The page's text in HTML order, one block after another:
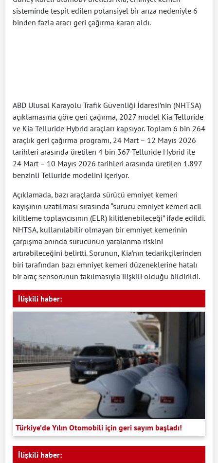
sisteminde tespit edilen potansiyel bir arıza nedeniyle 6
binden fazla aracı geri çağırma kararı aldı.
ABD Ulusal Karayolu Trafik Güvenliği İdaresi’nin (NHTSA)
açıklamasına göre geri çağırma, 2027 model Kia Telluride
ve Kia Telluride Hybrid araçları kapsıyor. Toplam 6 bin 264
araçlık geri çağırma programı, 24 Mart – 12 Mayıs 2026
tarihleri arasında üretilen 4 bin 367 Telluride Hybrid ile
24 Mart – 10 Mayıs 2026 tarihleri arasında üretilen 1.897
benzinli Telluride modelini içeriyor.
Açıklamada, bazı araçlarda sürücü emniyet kemeri
kayışının uzatılması sırasında “sürücü emniyet kemeri acil
kilitleme toplayıcısının (ELR) kilitlenebileceği” ifade edildi.
NHTSA, kullanılabilir olmayan bir emniyet kemerinin
çarpışma anında sürücünün yaralanma riskini
artırabileceğini belirtti. Sorunun, Kia’nın tedarikçilerinden
biri tarafından bazı emniyet kemeri düzeneklerine hatalı
bir araç sensörünün takılmasıyla ilişkili olduğu bildirildi.
İlişkili haber:
Türkiye’de Yılın Otomobili için geri sayım başladı!
İlişkili haber: